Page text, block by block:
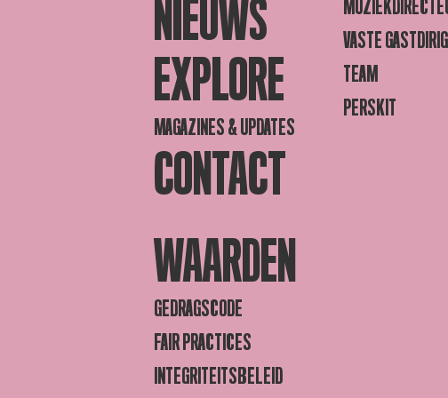
NIEUWS
EXPLORE
MAGAZINES & UPDATES
CONTACT
VASTE
TEAM
PERSKIT
WAARDEN
GEDRAGSCODE
FAIR PRACTICES
INTEGRITEITSBELEID